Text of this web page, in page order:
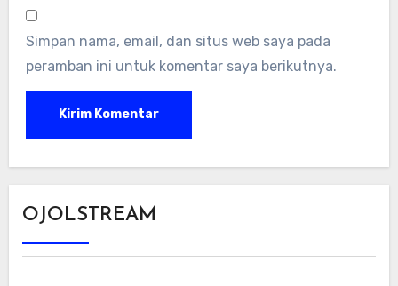
Simpan nama, email, dan situs web saya pada
peramban ini untuk komentar saya berikutnya.
OJOLSTREAM